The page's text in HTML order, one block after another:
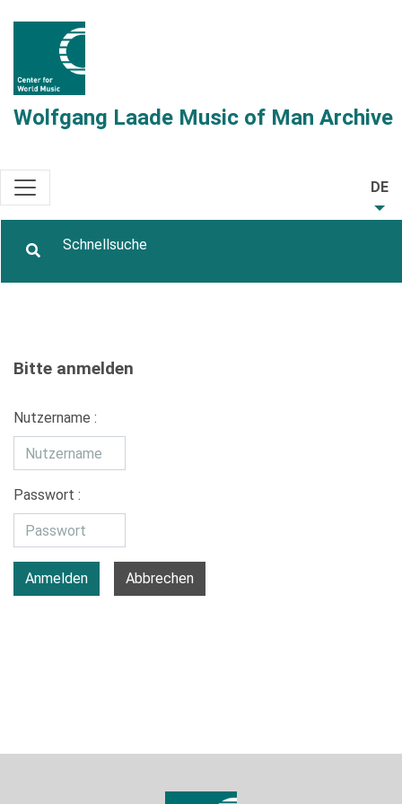
Wolfgang Laade Music of Man Archive
DE
Bitte anmelden
Nutzername :
Passwort :
Anmelden Abbrechen